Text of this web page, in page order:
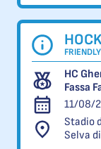
HC
Fassa
11/08/
Stadio
Selva